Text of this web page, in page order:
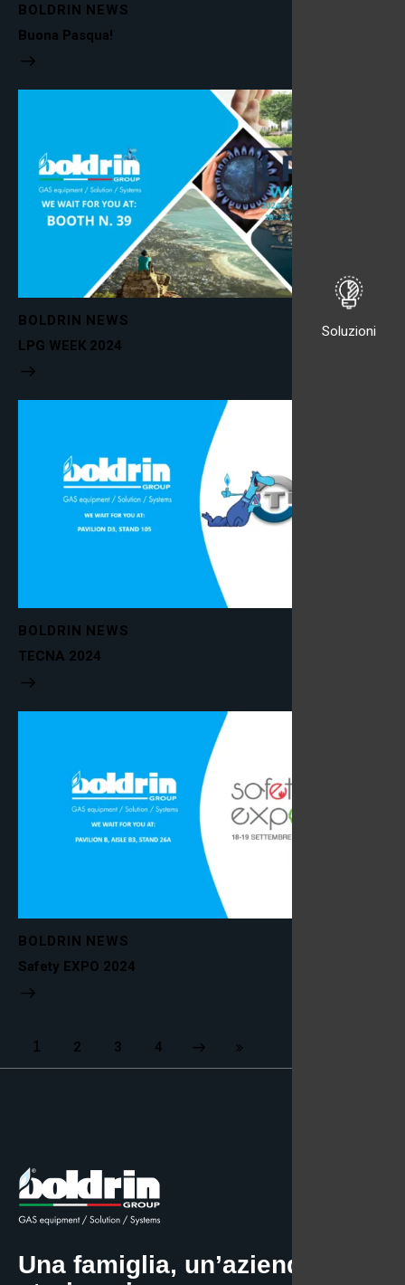
BOLDRIN NEWS
Buona Pasqua!
BOLDRIN NEWS
LPG WEEK 2024
BOLDRIN NEWS
TECNA 2024
BOLDRIN NEWS
Safety EXPO 2024
1 2 3 4
Next Last
Una famiglia, un’azienda, una
Soluzioni